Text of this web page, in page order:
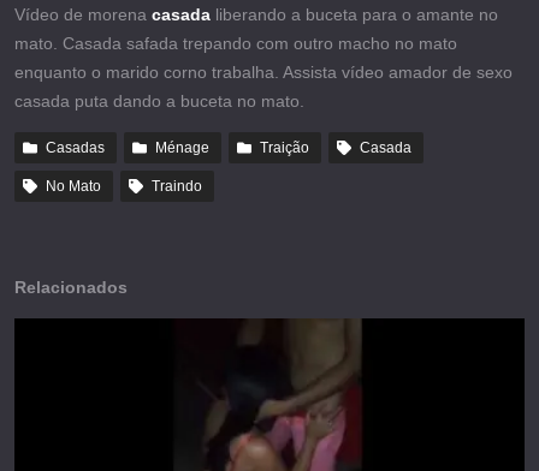
Vídeo de morena casada liberando a buceta para o amante no
mato. Casada safada trepando com outro macho no mato
enquanto o marido corno trabalha. Assista vídeo amador de sexo
casada puta dando a buceta no mato.
Casadas Ménage Traição Casada
No Mato Traindo
Relacionados